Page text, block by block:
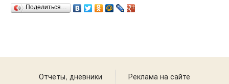
Поделиться…
Отчеты, дневники
Реклама на сайте